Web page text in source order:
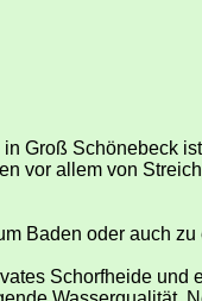
Groß Schönebeck
vor allem von
Baden oder auch
Schorfheide